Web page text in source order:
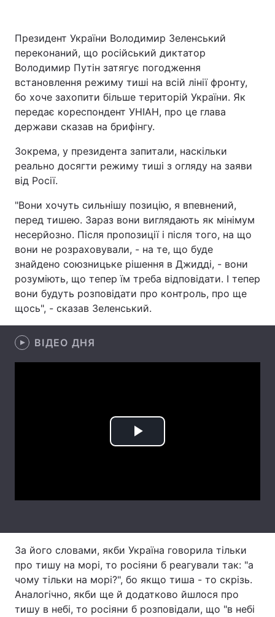
Головна Війна
Україна Політика
Економіка Світ
Спорт Наука
Техно і зв'язок Лайт
Зброя
Здоров'я Туризм
Цікавинки Погода
Екологія Регіони
Лонгріди
Інтерв'ю
Тема оформлення
Президент України Володимир Зеленський
переконаний, що російський диктатор
Володимир Путін затягує погодження
встановлення режиму тиші на всій лінії фронту,
бо хоче захопити більше територій України. Як
передає кореспондент УНІАН, про це глава
держави сказав на брифінгу.
Зокрема, у президента запитали, наскільки
реально досягти режиму тиші з огляду на заяви
від Росії.
"Вони хочуть сильнішу позицію, я впевнений,
перед тишею. Зараз вони виглядають як мінімум
несерйозно. Після пропозиції і після того, на що
вони не розраховували, - на те, що буде
знайдено союзницьке рішення в Джидді, - вони
розуміють, що тепер їм треба відповідати. І тепер
вони будуть розповідати про контроль, про ще
щось", - сказав Зеленський.
ВІДЕО ДНЯ
Play
За його словами, якби Україна говорила тільки
про тишу на морі, то росіяни б реагували так: "а
чому тільки на морі?", бо якщо тиша - то скрізь.
Аналогічно, якби ще й додатково йшлося про
тишу в небі, то росіяни б розповідали, що "в небі